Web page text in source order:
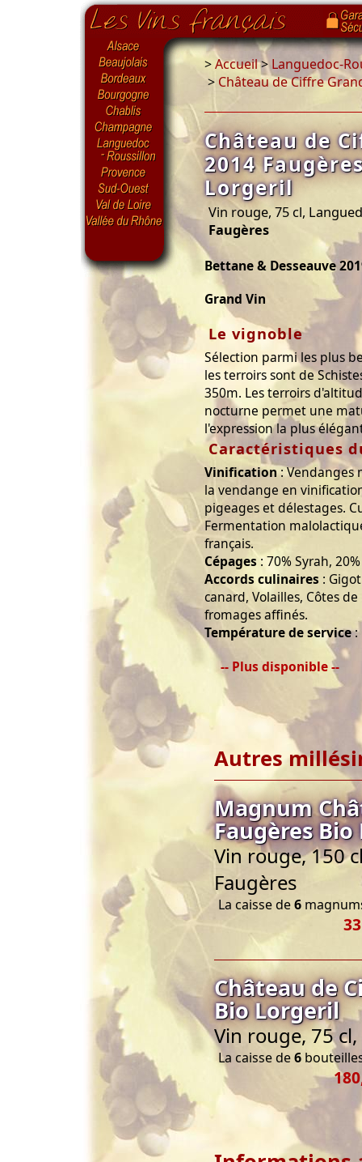
>Accueil>Languedoc-
> Château de Ciffre
Château de
2014
Lorgeril
Vin rouge, 75 cl,
Faugères
Bettane & Desseauve
Grand Vin
Le vignoble
Sélection parmi les plus
les terroirs sont de
350m. Les terroirs
nocturne permet une
l'expression la plus
Caractéristiques
Vinification: Vendanges
la vendange en
pigeages et délestages.
Fermentation
français.
Cépages : 70% Syrah,
Accords culinaires :
canard, Volailles, Côtes
fromages affinés.
Température de service:
-- Plus disponible --
Autres
Magnum
Faugères
Vin rouge, 150
Faugères
La caisse de6
Château de
Bio Lorgeril
Vin rouge, 75
La caisse de6